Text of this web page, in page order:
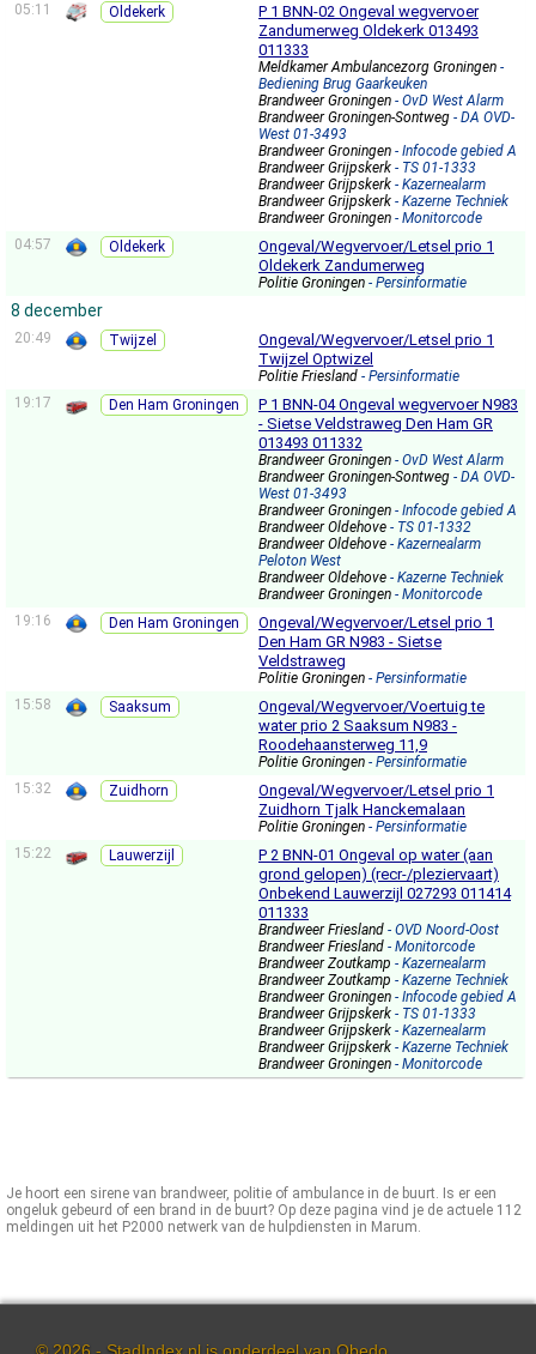
05:11
Oldekerk
P 1 BNN-02 Ongeval wegvervoer
Zandumerweg Oldekerk 013493
011333
Meldkamer Ambulancezorg Groningen -
Bediening Brug Gaarkeuken
Brandweer Groningen - OvD West Alarm
Brandweer Groningen-Sontweg - DA OVD-
West 01-3493
Brandweer Groningen - Infocode gebied A
Brandweer Grijpskerk - TS 01-1333
Brandweer Grijpskerk - Kazernealarm
Brandweer Grijpskerk - Kazerne Techniek
Brandweer Groningen - Monitorcode
04:57
Oldekerk
Ongeval/Wegvervoer/Letsel prio 1
Oldekerk Zandumerweg
Politie Groningen - Persinformatie
8 december
20:49 Twijzel
Ongeval/Wegvervoer/Letsel prio 1
Twijzel Optwizel
Politie Friesland - Persinformatie
19:17
Den Ham Groningen
P 1 BNN-04 Ongeval wegvervoer N983
- Sietse Veldstraweg Den Ham GR
013493 011332
Brandweer Groningen - OvD West Alarm
Brandweer Groningen-Sontweg - DA OVD-
West 01-3493
Brandweer Groningen - Infocode gebied A
Brandweer Oldehove - TS 01-1332
Brandweer Oldehove - Kazernealarm
Peloton West
Brandweer Oldehove - Kazerne Techniek
Brandweer Groningen - Monitorcode
19:16
Den Ham Groningen
Ongeval/Wegvervoer/Letsel prio 1
Den Ham GR N983 - Sietse
Veldstraweg
Politie Groningen - Persinformatie
15:58
Saaksum
Ongeval/Wegvervoer/Voertuig te
water prio 2 Saaksum N983 -
Roodehaansterweg 11,9
Politie Groningen - Persinformatie
15:32
Zuidhorn
Ongeval/Wegvervoer/Letsel prio 1
Zuidhorn Tjalk Hanckemalaan
Politie Groningen - Persinformatie
15:22
Lauwerzijl
P 2 BNN-01 Ongeval op water (aan
grond gelopen) (recr-/pleziervaart)
Onbekend Lauwerzijl 027293 011414
011333
Brandweer Friesland - OVD Noord-Oost
Brandweer Friesland - Monitorcode
Brandweer Zoutkamp - Kazernealarm
Brandweer Zoutkamp - Kazerne Techniek
Brandweer Groningen - Infocode gebied A
Brandweer Grijpskerk - TS 01-1333
Brandweer Grijpskerk - Kazernealarm
Brandweer Grijpskerk - Kazerne Techniek
Brandweer Groningen - Monitorcode
Je hoort een sirene van brandweer, politie of ambulance in de buurt. Is er een
ongeluk gebeurd of een brand in de buurt? Op deze pagina vind je de actuele 112
meldingen uit het P2000 netwerk van de hulpdiensten in Marum.